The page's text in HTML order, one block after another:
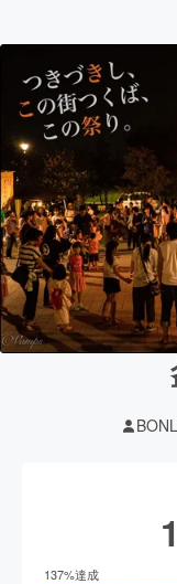
137%達成